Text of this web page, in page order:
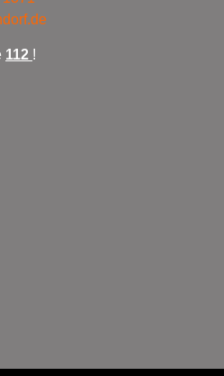
112 !